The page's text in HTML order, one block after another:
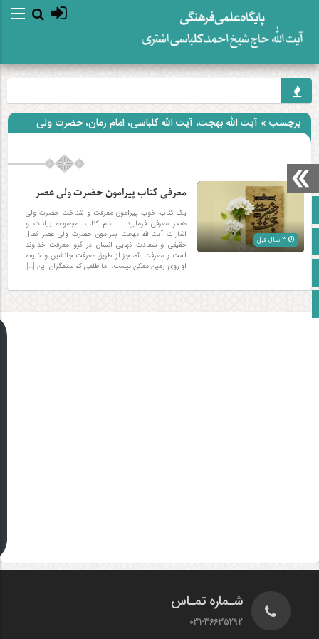
صفحه نخست
آپارات
برچسب » آیت الله بهجت، آیت الله کلباسی، امام زمان، حضرت ولی
عصر
معرفی کتاب پیرامون حضرت ولی عصر
یک کتاب خوب پیرامون معرفت و شناخت حضرت ولی
هصر معرفی فرمایید. نام کتاب: مجموعه بیانات و
اشارات آیت‌الله بهجت پیرامون حضرت ولی عصر کمال
حقیقی و سعادت نهایی انسان در گرو معرفت خداوند
است و معرفت الله، جز از طریق معرفت جانشین و خلیفه
او روی زمین ممکن نیست. اما ظلمی که ستمگران این […]
شـماره تمـاس
031-36635292